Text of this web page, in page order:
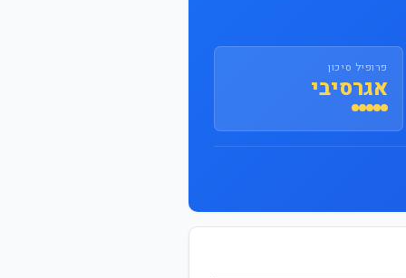
פרופיל סיכון
אגרסיבי